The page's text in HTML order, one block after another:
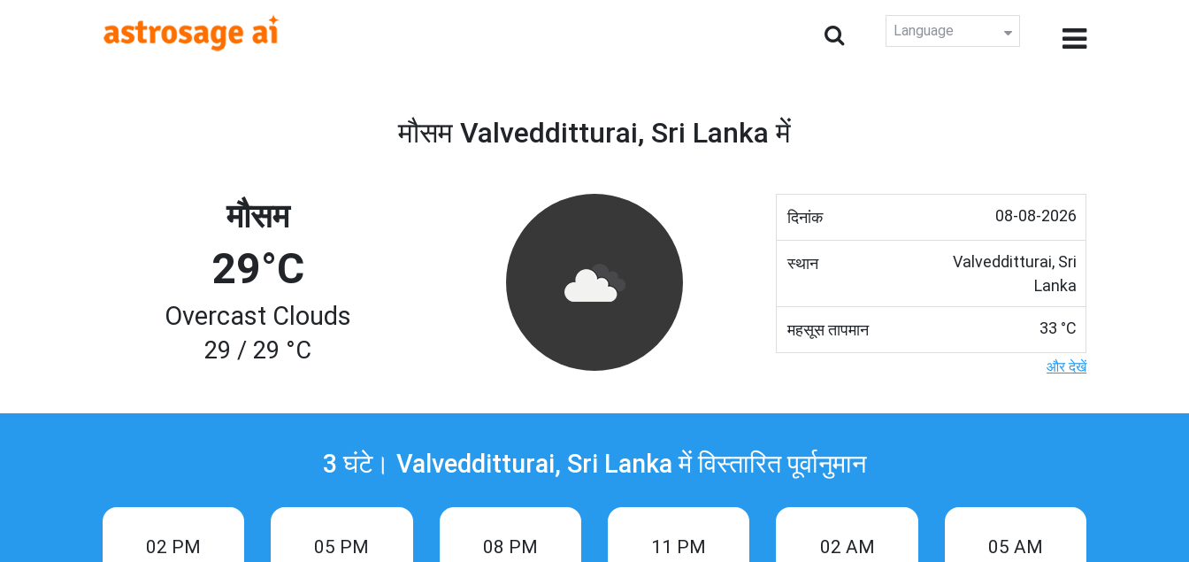
Language
मौसम Valvedditturai, Sri Lanka में
मौसम
29°C
Overcast Clouds
29 / 29 °C
दिनांक 08-08-2026
स्थान
Valvedditturai, Sri
Lanka
महसूस तापमान 33 °C
और देखें
3 घंटे। Valvedditturai, Sri Lanka में विस्तारित पूर्वानुमान
02 PM 05 PM 08 PM 11 PM 02 AM 05 AM